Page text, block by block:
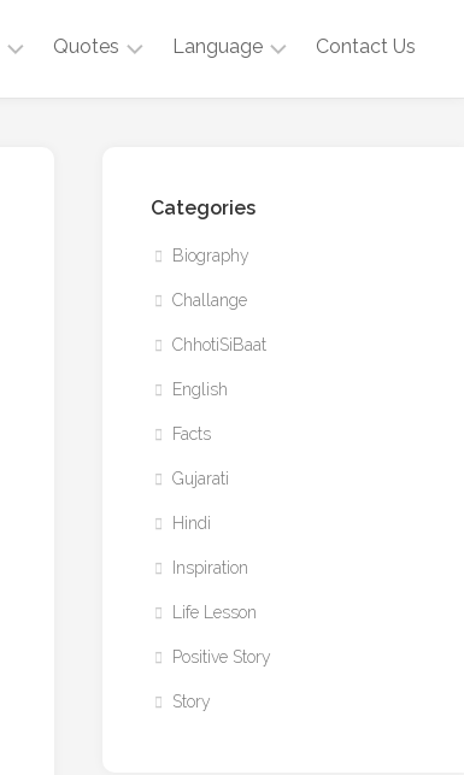
Quotes Language
Gujarati
Contact Us
Categories
Biography
Challange
ChhotiSiBaat
English
Facts
Gujarati
Hindi
Inspiration
Life Lesson
Positive Story
Story